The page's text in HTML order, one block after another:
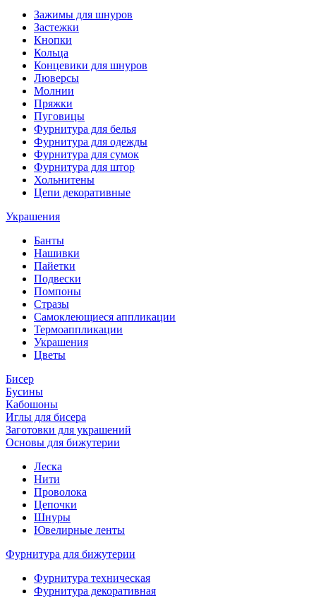
Зажимы для шнуров
Застежки
Кнопки
Кольца
Концевики для шнуров
Люверсы
Молнии
Пряжки
Пуговицы
Фурнитура для белья
Фурнитура для одежды
Фурнитура для сумок
Фурнитура для штор
Хольнитены
Цепи декоративные
Украшения
Банты
Нашивки
Пайетки
Подвески
Помпоны
Стразы
Самоклеющиеся аппликации
Термоаппликации
Украшения
Цветы
Бисер
Бусины
Кабошоны
Иглы для бисера
Заготовки для украшений
Основы для бижутерии
Леска
Нити
Проволока
Цепочки
Шнуры
Ювелирные ленты
Фурнитура для бижутерии
Фурнитура техническая
Фурнитура декоративная